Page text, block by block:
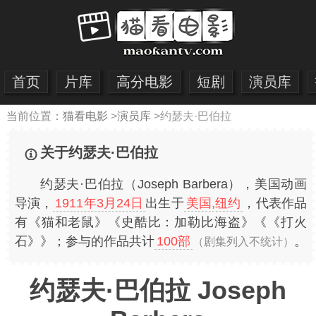
首页 片库 高分电影 短剧 演员库
当前位置： 猫看电影 >演员库>约瑟夫·巴伯拉
关于约瑟夫·巴伯拉
约瑟夫·巴伯拉（Joseph Barbera），美国动画
导演， 1911年3月24日 出生于 美国,纽约 ，代表作品
有《猫和老鼠》《史酷比：加勒比海盗》《《打火
石》》；参与的作品共计 100部 （剧集列入不统计） 。
约瑟夫·巴伯拉 Joseph